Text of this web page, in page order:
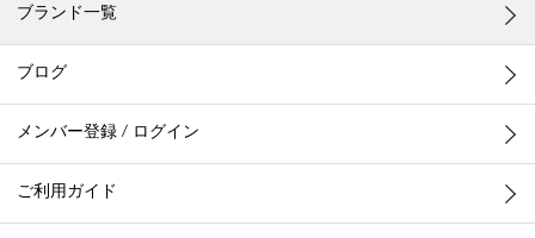
ブランド一覧
ブログ
メンバー登録 / ログイン
ご利用ガイド